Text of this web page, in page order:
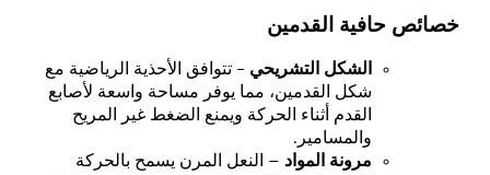
خصائص حافية القدمين
الشكل التشريحي - تتوافق الأحذية الرياضية مع
شكل القدمين، مما يوفر مساحة واسعة لأصابع
القدم أثناء الحركة ويمنع الضغط غير المريح
والمسامير.
مرونة المواد – النعل المرن يسمح بالحركة